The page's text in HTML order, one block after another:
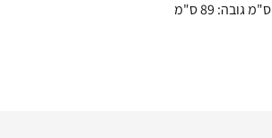
ס"מ גובה: 89 ס"מ